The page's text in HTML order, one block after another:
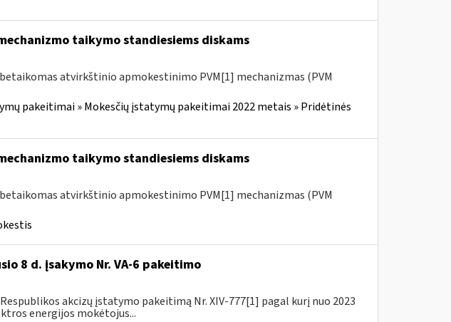
taikymo standiesiems diskams
atvirkštinio apmokestinimo PVM[1] mechanizmas (PVM
pakeitimai » Mokesčių įstatymų pakeitimai 2022 metais » Pridėtinės
taikymo standiesiems diskams
atvirkštinio apmokestinimo PVM[1] mechanizmas (PVM
8 d. įsakymo Nr. VA-6 pakeitimo
akcizų įstatymo pakeitimą Nr. XIV-777[1] pagal kurį nuo 2023
energijos mokėtojus...